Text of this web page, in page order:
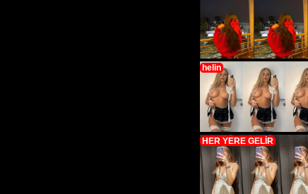
helin
HER YERE GELİR